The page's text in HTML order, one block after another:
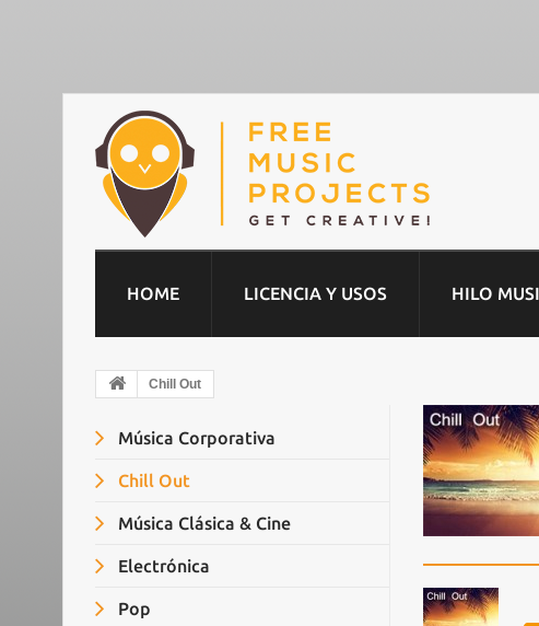
HOME LICENCIA Y USOS HILO
Chill Out
Música Corporativa
Chill Out
Música Clásica & Cine
Electrónica
Pop